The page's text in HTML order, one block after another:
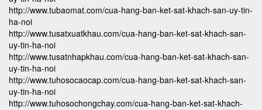
http://www.tubaomat.com/cua-hang-ban-ket-sat-khach-san-uy-tin-
ha-noi
http://www.tusatxuatkhau.com/cua-hang-ban-ket-sat-khach-san-
uy-tin-ha-noi
http://www.tusatnhapkhau.com/cua-hang-ban-ket-sat-khach-san-
uy-tin-ha-noi
http://www.tuhosocaocap.com/cua-hang-ban-ket-sat-khach-san-
uy-tin-ha-noi
http://www.tuhosochongchay.com/cua-hang-ban-ket-sat-khach-